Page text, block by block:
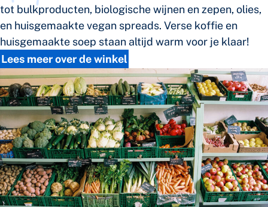
tot bulkproducten, biologische wijnen en zepen, olies,
en huisgemaakte vegan spreads. Verse koffie en
huisgemaakte soep staan altijd warm voor je klaar!
Lees meer over de winkel